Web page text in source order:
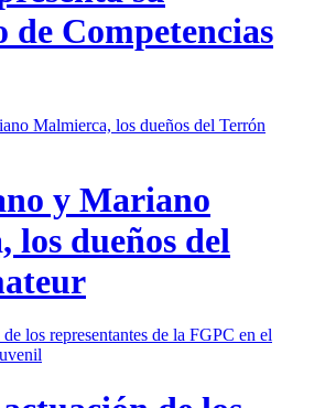
de Competencias
y Mariano
los dueños del